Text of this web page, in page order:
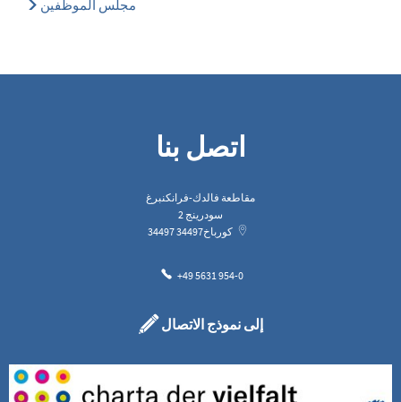
مجلس الموظفين
اتصل بنا
مقاطعة فالدك-فرانكنبرغ
سودرينج 2
34497
كورباخ34497
+49 5631 954-0
إلى نموذج الاتصال